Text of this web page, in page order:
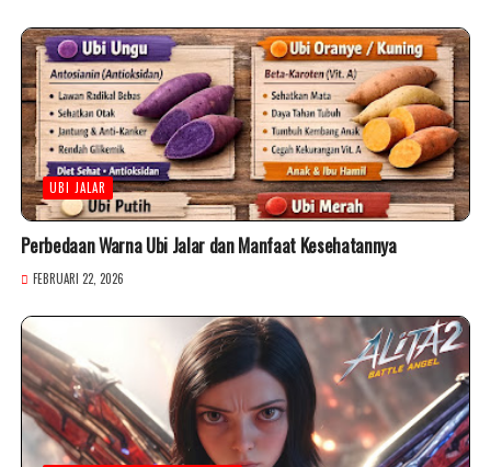
UBI JALAR
Perbedaan Warna Ubi Jalar dan Manfaat Kesehatannya
FEBRUARI 22, 2026